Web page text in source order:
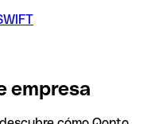
empresa